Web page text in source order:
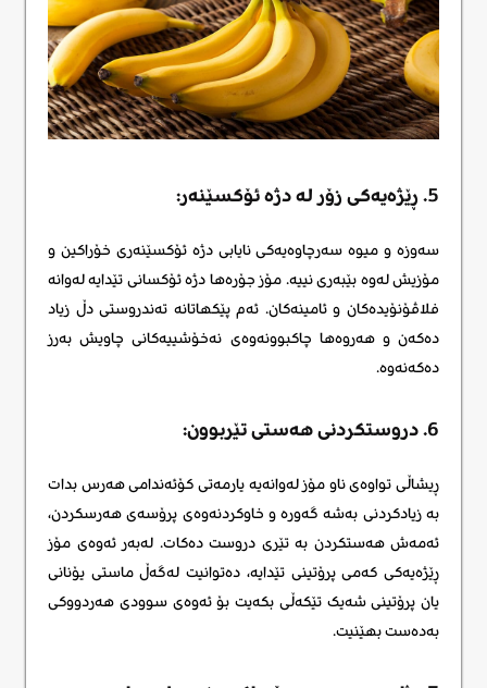
5. ڕێژەیەکی زۆر لە دژە ئۆکسێنەر:
سەوزە و میوە سەرچاوەیەکی نایابی دژە ئۆکسێنەری خۆراکین و
مۆزیش لەوە بێبەری نییە. مۆز جۆرەها دژە ئۆکسانی تێدایە لەوانە
فلاڤۆنۆیدەکان و ئامینەکان. ئەم پێکهاتانە تەندروستی دڵ زیاد
دەکەن و هەروەها چاکبوونەوەی نەخۆشییەکانی چاویش بەرز
دەکەنەوە.
6. دروستکردنی هەستی تێربوون:
ڕیشاڵی تواوەی ناو مۆز لەوانەیە یارمەتی کۆئەندامی هەرس بدات
بە زیادکردنی بەشە گەورە و خاوکردنەوەی پرۆسەی هەرسکردن،
ئەمەش هەستکردن بە تێری دروست دەکات. لەبەر ئەوەی مۆز
ڕێژەیەکی کەمی پرۆتینی تێدایە، دەتوانیت لەگەڵ ماستی یۆنانی
یان پرۆتینی شەیک تێکەڵی بکەیت بۆ ئەوەی سوودی هەردووکی
بەدەست بهێنیت.